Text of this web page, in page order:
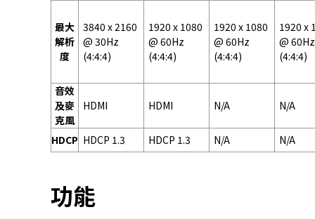
最大
解析
度
3840 x 2160
@ 30Hz
(4:4:4)
1920 x 1080
@ 60Hz
(4:4:4)
1920 x 1080
@ 60Hz
(4:4:4)
1920 x
@ 60Hz
(4:4:4)
音效
及麥
克風
HDMI HDMI N/A N/A
HDCP HDCP 1.3 HDCP 1.3 N/A N/A
功能